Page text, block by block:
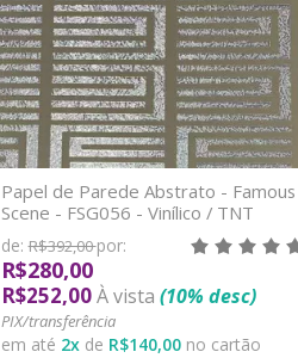
Papel de Parede Abstrato - Famous
Scene - FSG056 - Vinílico / TNT
de: R$392,00por:
R$280,00
R$252,00 À vista (10% desc)
PIX/transferência
em até 2xde R$140,00no cartão